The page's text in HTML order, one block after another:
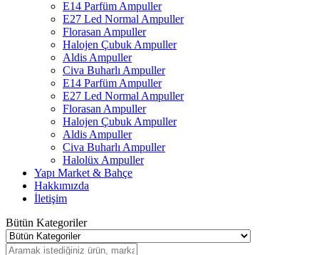
E14 Parfüm Ampuller
E27 Led Normal Ampuller
Florasan Ampuller
Halojen Çubuk Ampuller
Aldis Ampuller
Civa Buharlı Ampuller
E14 Parfüm Ampuller
E27 Led Normal Ampuller
Florasan Ampuller
Halojen Çubuk Ampuller
Aldis Ampuller
Civa Buharlı Ampuller
Halolüx Ampuller
Yapı Market & Bahçe
Hakkımızda
İletişim
Bütün Kategoriler